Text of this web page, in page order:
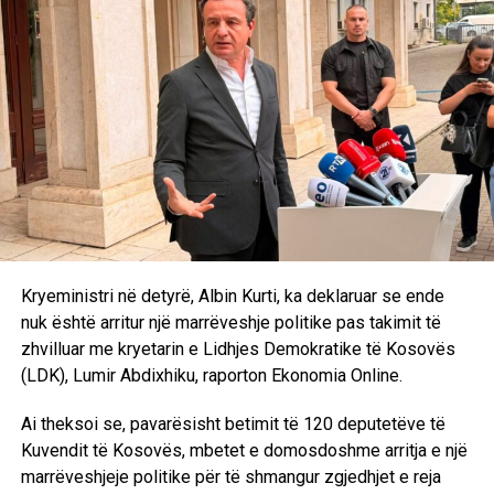
koordinim të ngushtë ndërinstitucional”. /E.A/
Kryeministri në detyrë, Albin Kurti, ka deklaruar se ende
nuk është arritur një marrëveshje politike pas takimit të
zhvilluar me kryetarin e Lidhjes Demokratike të Kosovës
(LDK), Lumir Abdixhiku, raporton Ekonomia Online.
Ai theksoi se, pavarësisht betimit të 120 deputetëve të
Kuvendit të Kosovës, mbetet e domosdoshme arritja e një
marrëveshjeje politike për të shmangur zgjedhjet e reja